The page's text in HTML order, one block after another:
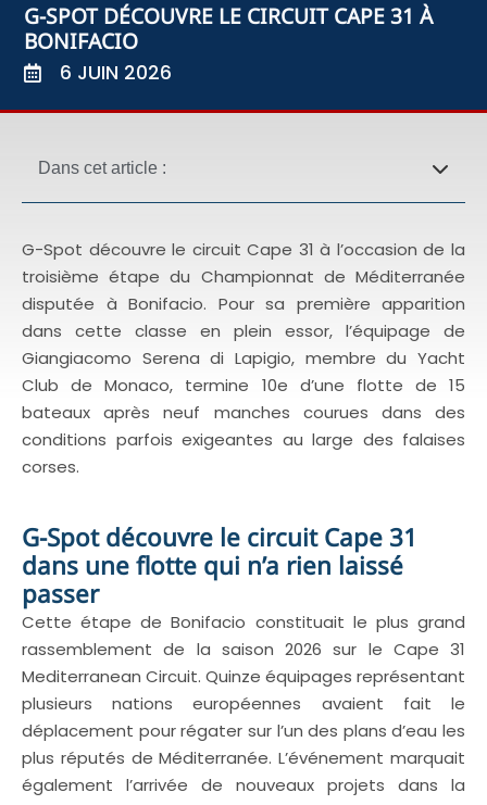
G-SPOT DÉCOUVRE LE CIRCUIT CAPE 31 À
BONIFACIO
6 JUIN 2026
Dans cet article :
G-Spot découvre le circuit Cape 31 à l’occasion de la
troisième étape du Championnat de Méditerranée
disputée à Bonifacio. Pour sa première apparition
dans cette classe en plein essor, l’équipage de
Giangiacomo Serena di Lapigio, membre du Yacht
Club de Monaco, termine 10e d’une flotte de 15
bateaux après neuf manches courues dans des
conditions parfois exigeantes au large des falaises
corses.
G-Spot découvre le circuit Cape 31
dans une flotte qui n’a rien laissé
passer
Cette étape de Bonifacio constituait le plus grand
rassemblement de la saison 2026 sur le Cape 31
Mediterranean Circuit. Quinze équipages représentant
plusieurs nations européennes avaient fait le
déplacement pour régater sur l’un des plans d’eau les
plus réputés de Méditerranée. L’événement marquait
également l’arrivée de nouveaux projets dans la